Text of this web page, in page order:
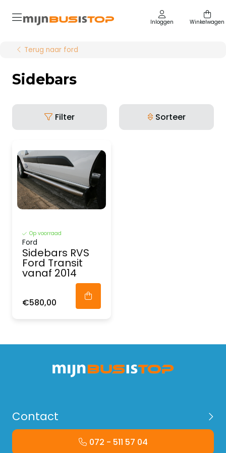
Inloggen Winkelwagen
Terug naar ford
Sidebars
Filter Sorteer
Op voorraad
Ford
Sidebars RVS
Ford Transit
vanaf 2014
€580,00
Contact
072 - 511 57 04